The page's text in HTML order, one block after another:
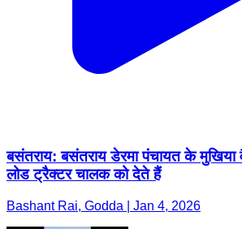
बसंतराय: बसंतराय डेरमा पंचायत के मुखिया
लोड ट्रैक्टर चालक को देते हैं
Bashant Rai, Godda | Jan 4, 2026